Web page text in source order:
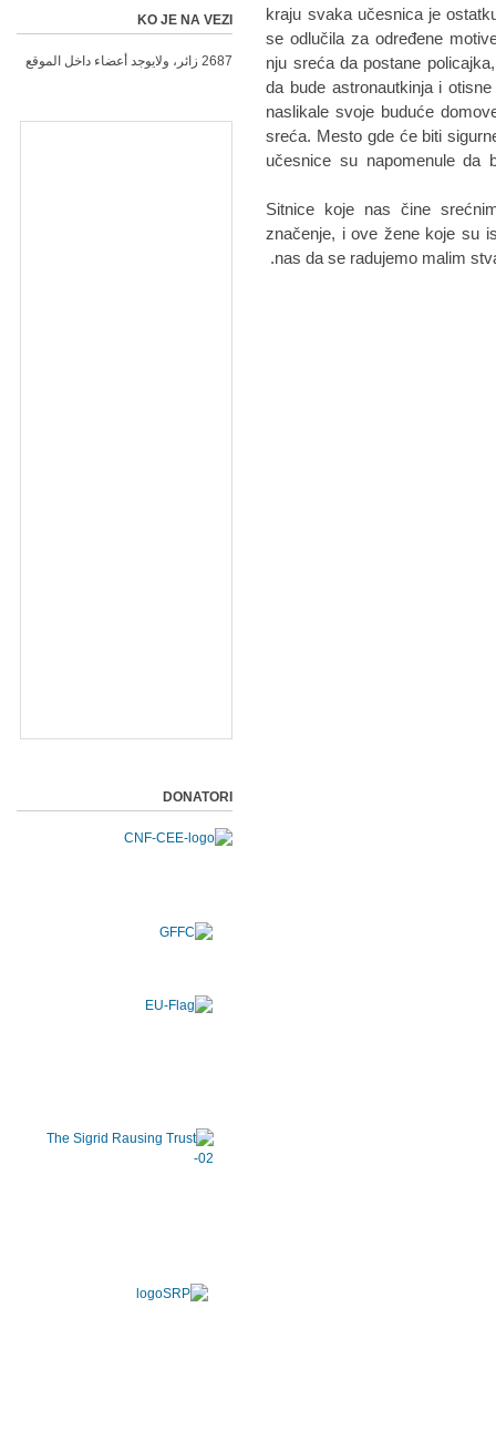
kraju svaka učesnica je
se odlučila za određene
nju sreća da postane
da bude astronautkinja i
naslikale svoje buduće
sreća. Mesto gde će biti
učesnice su napomenule
Sitnice koje nas čine
značenje, i ove žene koje su
nas da se radujemo malim
KO JE NA VEZI
2687 زائر، ولايوجد أعضاء داخل الموقع
DONATORI